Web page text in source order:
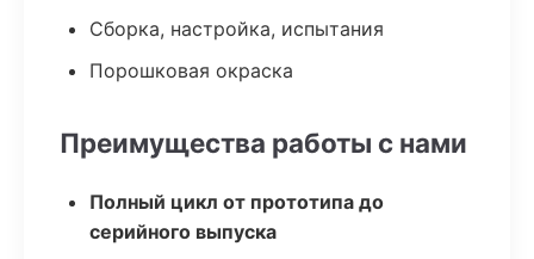
Сборка, настройка, испытания
Порошковая окраска
Преимущества работы с нами
Полный цикл от прототипа до
серийного выпуска